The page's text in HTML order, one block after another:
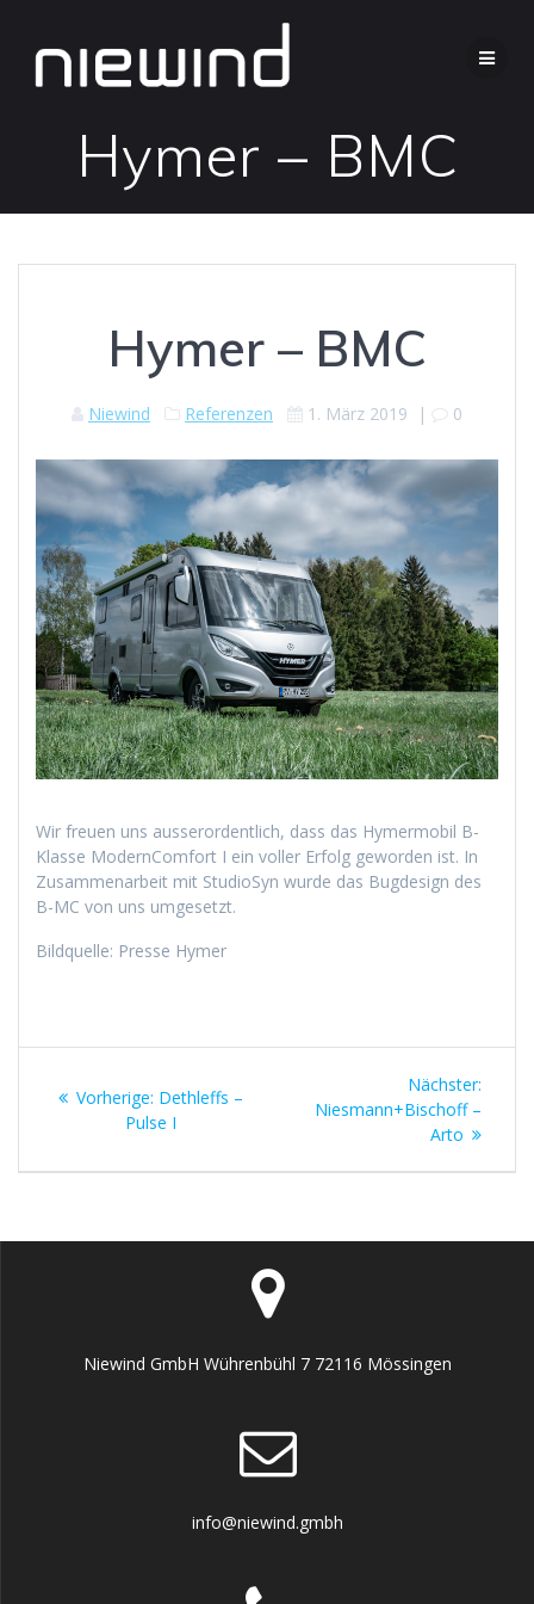
springen
Hymer – BMC
Hymer – BMC
Niewind Referenzen 1. März 2019 | 0
Wir freuen uns ausserordentlich, dass das Hymermobil B-
Klasse ModernComfort I ein voller Erfolg geworden ist. In
Zusammenarbeit mit StudioSyn wurde das Bugdesign des
B-MC von uns umgesetzt.
Bildquelle: Presse Hymer
Vorherige: Vorheriger
Beitrag:
Dethleffs –
Pulse I
Nächster:
Niesmann+Bischoff –
Arto
Niewind GmbH Wührenbühl 7 72116 Mössingen
info@niewind.gmbh